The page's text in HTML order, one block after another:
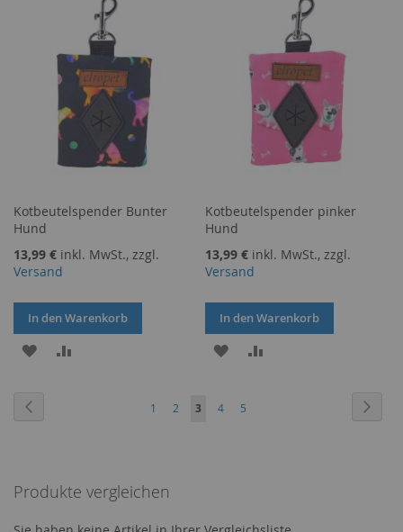
HINZUFÜGEN
HINZUFÜGEN
Kotbeutelspender Bunter
Hund
13,99 € inkl. MwSt., zzgl.
Versand
In den Warenkorb
ZUR
HINZUFÜGEN
Kotbeutelspender pinker
Hund
13,99 € inkl. MwSt., zzgl.
Versand
In den Warenkorb
ZUR
HINZUFÜGEN
Seite
1 Seite
2
Sie
3 Seite
4 Seite
5
Produkte vergleichen